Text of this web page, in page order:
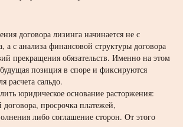
договора лизинга начинается не с
а с анализа финансовой структуры договора
прекращения обязательств. Именно на этом
позиция в споре и фиксируются
расчета сальдо.
юридическое основание расторжения:
просрочка платежей,
либо соглашение сторон. От этого